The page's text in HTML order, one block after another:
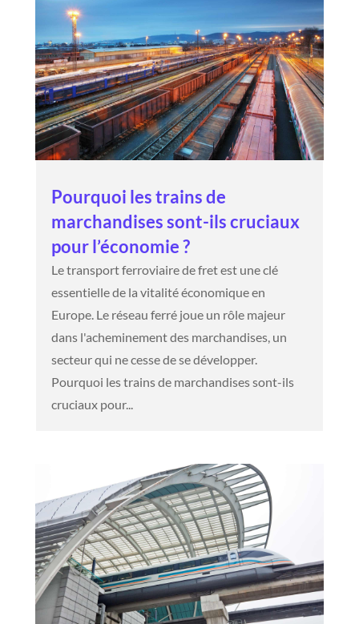
Pourquoi les trains de
marchandises sont-ils cruciaux
pour l’économie ?
Le transport ferroviaire de fret est une clé
essentielle de la vitalité économique en
Europe. Le réseau ferré joue un rôle majeur
dans l'acheminement des marchandises, un
secteur qui ne cesse de se développer.
Pourquoi les trains de marchandises sont-ils
cruciaux pour...